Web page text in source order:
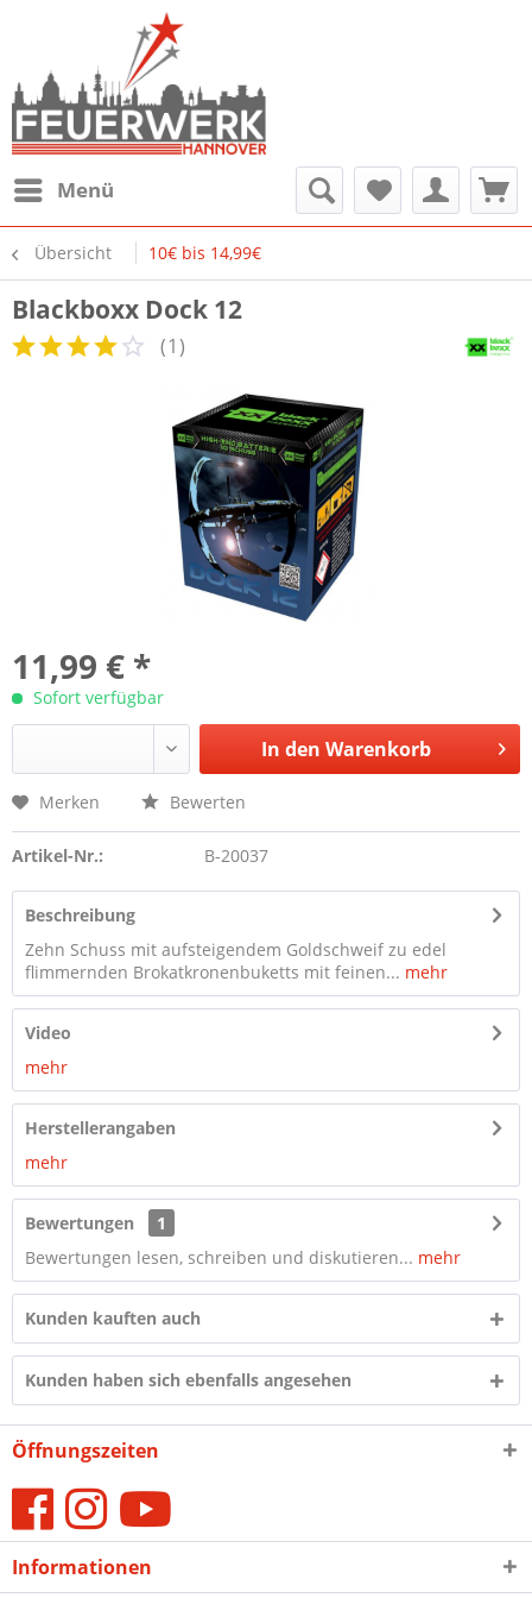
Menü
Übersicht 10€ bis 14,99€
Blackboxx Dock 12
(1)
11,99 € *
Sofort verfügbar
In den Warenkorb
Merken Bewerten
Artikel-Nr.: B-20037
Beschreibung
Zehn Schuss mit aufsteigendem Goldschweif zu edel
flimmernden Brokatkronenbuketts mit feinen... mehr
Video
mehr
Herstellerangaben
mehr
Bewertungen
1
Bewertungen lesen, schreiben und diskutieren... mehr
Kunden kauften auch
Kunden haben sich ebenfalls angesehen
Öffnungszeiten
Informationen